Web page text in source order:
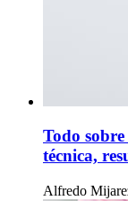
Todo
técnica,
Alfredo